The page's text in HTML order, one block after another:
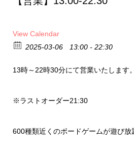
View Calendar
2025-03-06
13:00 - 22:30
13時～22時30分にて営業いたします。
※ラストオーダー21:30
600種類近くのボードゲームが遊び放